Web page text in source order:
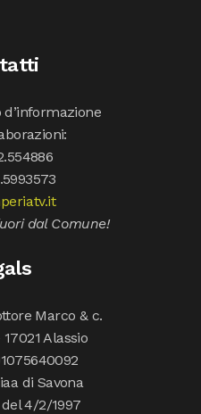
d’informazione
dal Comune!
Marco & c.
Alassio
di Savona
del 4/2/1997